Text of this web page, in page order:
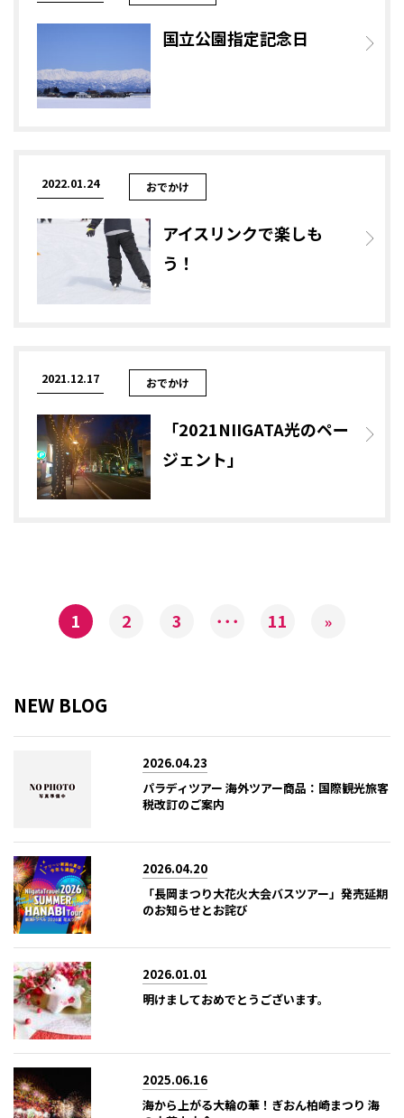
国立公園指定記念日
2022.01.24 おでかけ
アイスリンクで楽しも
う！
2021.12.17 おでかけ
「2021NIIGATA光のペー
ジェント」
1 2 3 ･･･ 11 »
NEW BLOG
2026.04.23
パラディツアー 海外ツアー商品：国際観光旅客
税改訂のご案内
2026.04.20
「長岡まつり大花火大会バスツアー」発売延期
のお知らせとお詫び
2026.01.01
明けましておめでとうございます。
2025.06.16
海から上がる大輪の華！ぎおん柏崎まつり 海